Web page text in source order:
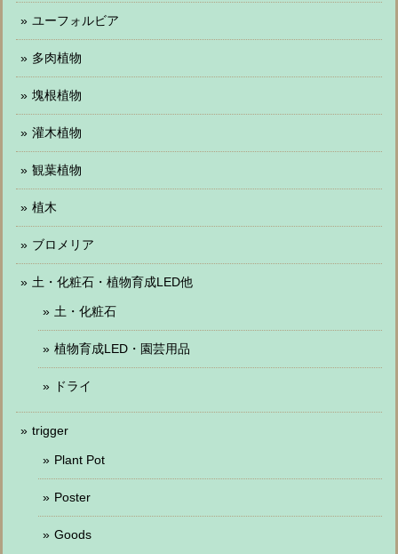
ユーフォルビア
多肉植物
塊根植物
灌木植物
観葉植物
植木
ブロメリア
土・化粧石・植物育成LED他
土・化粧石
植物育成LED・園芸用品
ドライ
trigger
Plant Pot
Poster
Goods